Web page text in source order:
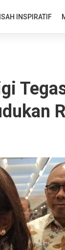
INSPIRATIF